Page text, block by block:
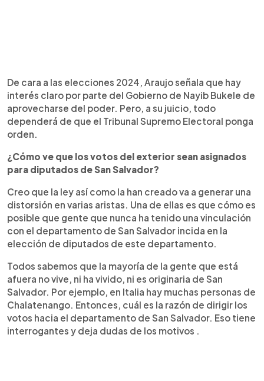
De cara a las elecciones 2024, Araujo señala que hay
interés claro por parte del Gobierno de Nayib Bukele de
aprovecharse del poder. Pero, a su juicio, todo
dependerá de que el Tribunal Supremo Electoral ponga
orden.
¿Cómo ve que los votos del exterior sean asignados
para diputados de San Salvador?
Creo que la ley así como la han creado va a generar una
distorsión en varias aristas. Una de ellas es que cómo es
posible que gente que nunca ha tenido una vinculación
con el departamento de San Salvador incida en la
elección de diputados de este departamento.
Todos sabemos que la mayoría de la gente que está
afuera no vive, ni ha vivido, ni es originaria de San
Salvador. Por ejemplo, en Italia hay muchas personas de
Chalatenango. Entonces, cuál es la razón de dirigir los
votos hacia el departamento de San Salvador. Eso tiene
interrogantes y deja dudas de los motivos .